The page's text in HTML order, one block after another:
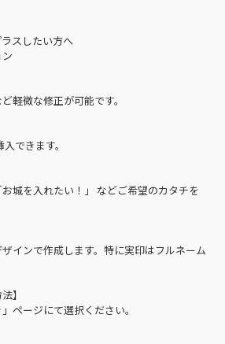
スしたい方へ
軽微な修正が可能です。
できます。
お城を入れたい！」 などご希望のカタチを
インで作成します。特に実印はフルネーム
】
ページにて選択ください。